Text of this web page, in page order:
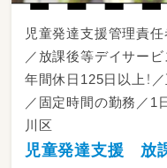
・お子様の
・複数担任
デアを出し
・ピアノが
＃【長く働け
・ICT化促進
児童発達支援管理責
／放課後等デイサー
年間休日125日以上！
／固定時間の勤務／1
川区
児童発達支援 放